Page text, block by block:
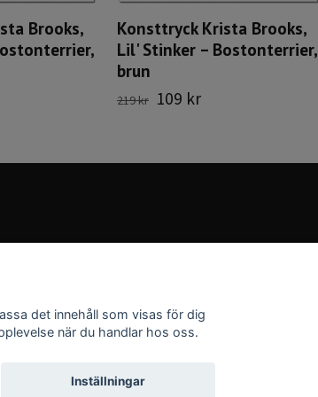
Brooks,
Konsttryck Krista Brooks,
Lil' Stinker – Bostonterrier,
brun
219 kr 109 kr
det innehåll som visas för dig
när du handlar hos oss.
Inställningar